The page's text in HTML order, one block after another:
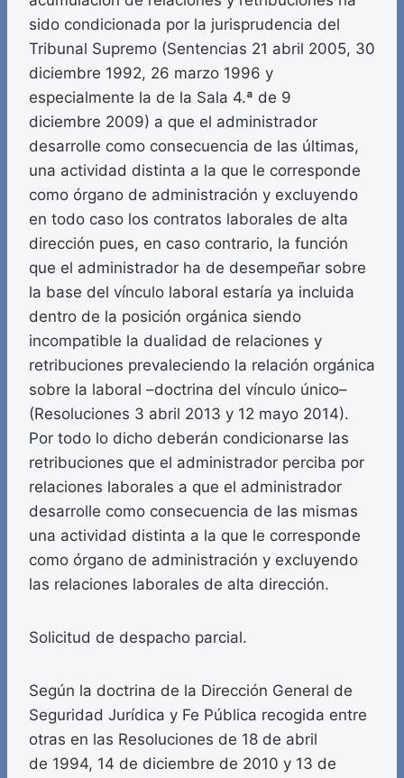
sido condicionada por la jurisprudencia del
Tribunal Supremo (Sentencias 21 abril 2005, 30
diciembre 1992, 26 marzo 1996 y
especialmente la de la Sala 4.ª de 9
diciembre 2009) a que el administrador
desarrolle como consecuencia de las últimas,
una actividad distinta a la que le corresponde
como órgano de administración y excluyendo
en todo caso los contratos laborales de alta
dirección pues, en caso contrario, la función
que el administrador ha de desempeñar sobre
la base del vínculo laboral estaría ya incluida
dentro de la posición orgánica siendo
incompatible la dualidad de relaciones y
retribuciones prevaleciendo la relación orgánica
sobre la laboral –doctrina del vínculo único–
(Resoluciones 3 abril 2013 y 12 mayo 2014).
Por todo lo dicho deberán condicionarse las
retribuciones que el administrador perciba por
relaciones laborales a que el administrador
desarrolle como consecuencia de las mismas
una actividad distinta a la que le corresponde
como órgano de administración y excluyendo
las relaciones laborales de alta dirección.
Solicitud de despacho parcial.
Según la doctrina de la Dirección General de
Seguridad Jurídica y Fe Pública recogida entre
otras en las Resoluciones de 18 de abril
de 1994, 14 de diciembre de 2010 y 13 de